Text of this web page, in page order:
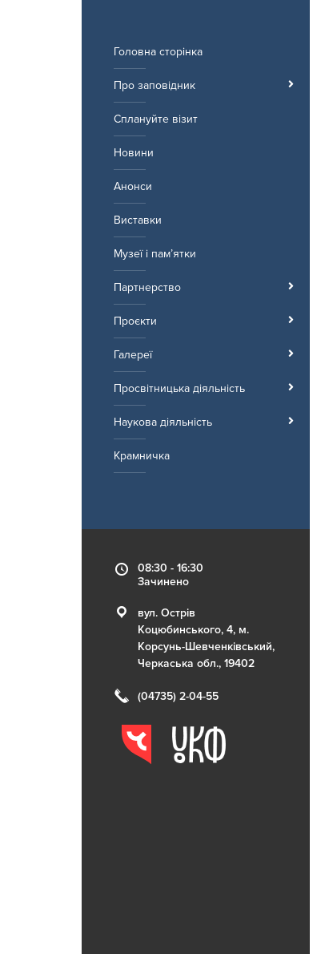
Головна сторінка
Про заповідник
Сплануйте візит
Новини
Анонси
Виставки
Музеї і пам’ятки
Партнерство
Проєкти
Галереї
Просвітницька діяльність
Наукова діяльність
Крамничка
08:30 - 16:30
Зачинено
вул. Острів
Коцюбинського, 4, м.
Корсунь-Шевченківський,
Черкаська обл., 19402
(04735) 2-04-55